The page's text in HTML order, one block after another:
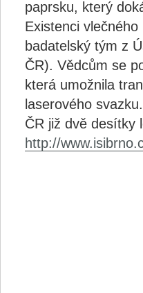
paprsku, který
Existenci
badatelský tým z
ČR). Vědcům se
která umožnila
laserového
ČR již dvě desítky
http://